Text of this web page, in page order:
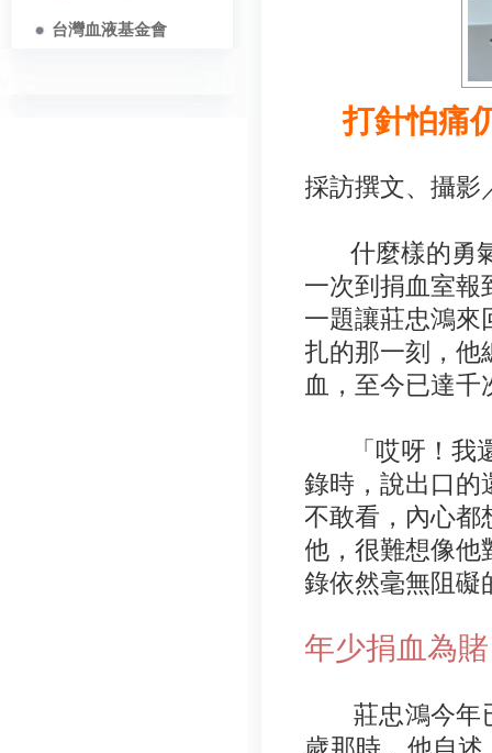
台灣血液基金會
打針怕痛
採訪撰文、攝影
什麼樣的勇氣
一次到捐血室報
一題讓莊忠鴻來
扎的那一刻，他
血，至今已達千
「哎呀！我還
錄時，說出口的
不敢看，內心都
他，很難想像他
錄依然毫無阻礙
年少捐血為
莊忠鴻今年已